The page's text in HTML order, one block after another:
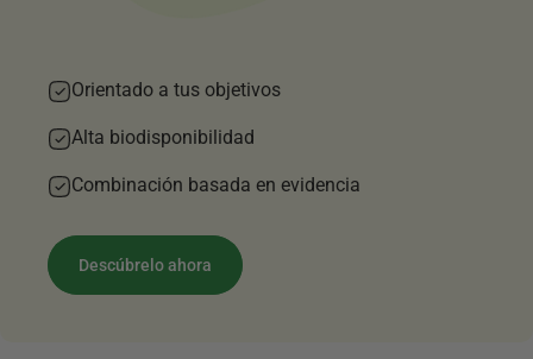
Orientado a tus objetivos
Alta biodisponibilidad
Combinación basada en evidencia
Descúbrelo ahora